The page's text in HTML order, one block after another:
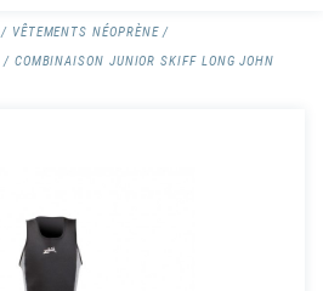
VÊTEMENTS NÉOPRÈNE
COMBINAISON JUNIOR SKIFF LONG JOHN